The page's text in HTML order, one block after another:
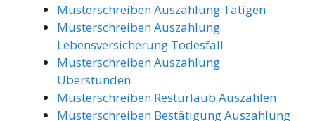
Musterschreiben Auszahlung Tätigen
Musterschreiben Auszahlung
Lebensversicherung Todesfall
Musterschreiben Auszahlung
Überstunden
Musterschreiben Resturlaub Auszahlen
Musterschreiben Bestätigung Auszahlung